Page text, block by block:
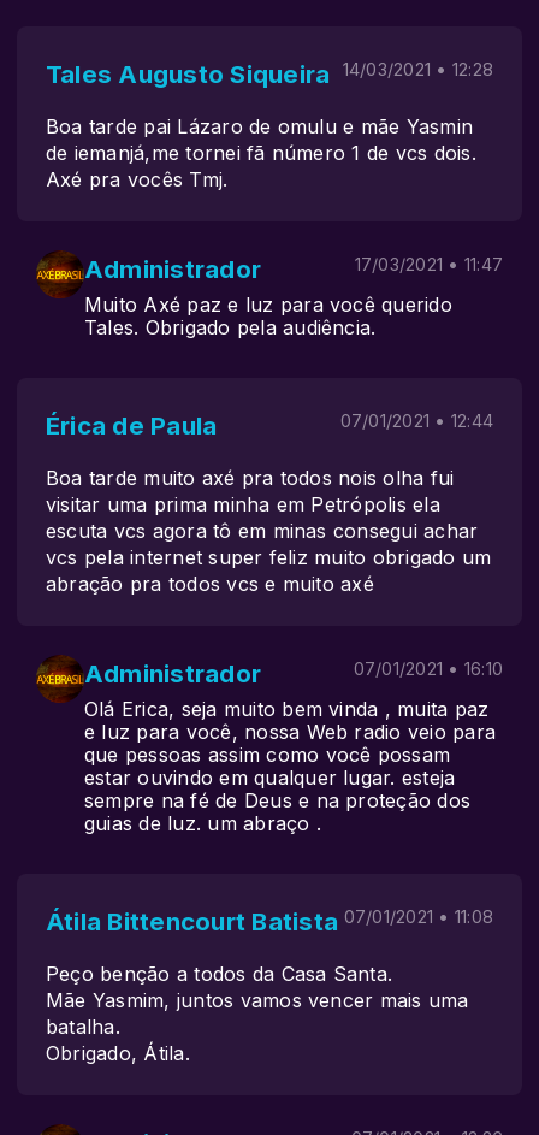
Tales Augusto Siqueira 14/03/2021 • 12:28
Boa tarde pai Lázaro de omulu e mãe Yasmin
de iemanjá,me tornei fã número 1 de vcs dois.
Axé pra vocês Tmj.
Administrador 17/03/2021 • 11:47
Muito Axé paz e luz para você querido
Tales. Obrigado pela audiência.
Érica de Paula 07/01/2021 • 12:44
Boa tarde muito axé pra todos nois olha fui
visitar uma prima minha em Petrópolis ela
escuta vcs agora tô em minas consegui achar
vcs pela internet super feliz muito obrigado um
abração pra todos vcs e muito axé
Administrador 07/01/2021 • 16:10
Olá Erica, seja muito bem vinda , muita paz
e luz para você, nossa Web radio veio para
que pessoas assim como você possam
estar ouvindo em qualquer lugar. esteja
sempre na fé de Deus e na proteção dos
guias de luz. um abraço .
Átila Bittencourt Batista 07/01/2021 • 11:08
Peço benção a todos da Casa Santa.
Mãe Yasmim, juntos vamos vencer mais uma
batalha.
Obrigado, Átila.